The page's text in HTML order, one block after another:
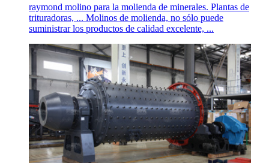
raymond molino para la molienda de minerales. Plantas de
trituradoras, ... Molinos de molienda, no sólo puede
suministrar los productos de calidad excelente, ...